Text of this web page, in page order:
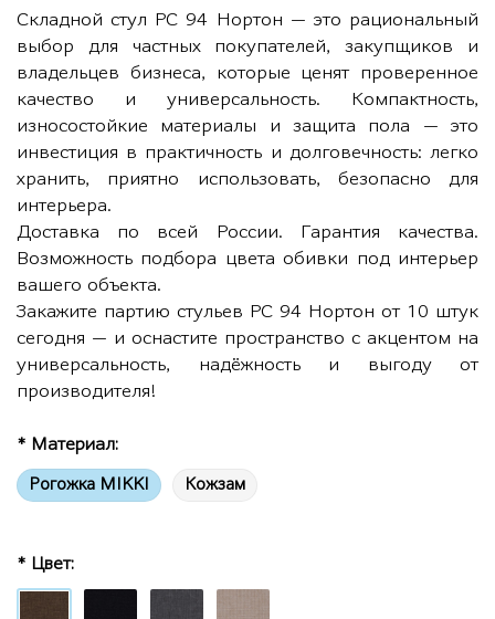
Складной стул РС 94 Нортон — это рациональный
выбор для частных покупателей, закупщиков и
владельцев бизнеса, которые ценят проверенное
качество и универсальность. Компактность,
износостойкие материалы и защита пола — это
инвестиция в практичность и долговечность: легко
хранить, приятно использовать, безопасно для
интерьера.
Доставка по всей России. Гарантия качества.
Возможность подбора цвета обивки под интерьер
вашего объекта.
Закажите партию стульев РС 94 Нортон от 10 штук
сегодня — и оснастите пространство с акцентом на
универсальность, надёжность и выгоду от
производителя!
* Материал:
Рогожка MIKKI Кожзам
* Цвет: